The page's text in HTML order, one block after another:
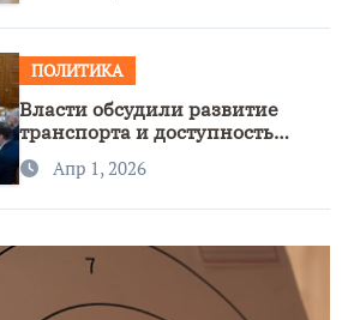
ПОЛИТИКА
Власти обсудили развитие
транспорта и доступность
региона
Апр 1, 2026